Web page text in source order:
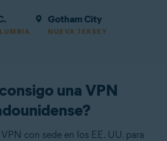
Gotham City
NUEVA JERSEY
una VPN
con sede en los EE. UU. para